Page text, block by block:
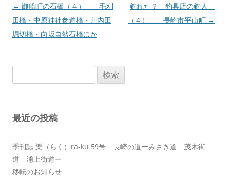
投
稿
ナ
ン
← 御船町の石橋（４） 毛刈
田橋・中原神社参道橋・川内田
堀切橋・向坂自然石橋ほか
釣れた？ 釣具店の釣人
（４） 長崎市平山町 →
索:
最近の投稿
季刊誌 樂（らく）ra-ku 59号 長崎の道ーみさき道 茂木街
道 浦上街道ー
移転のお知らせ